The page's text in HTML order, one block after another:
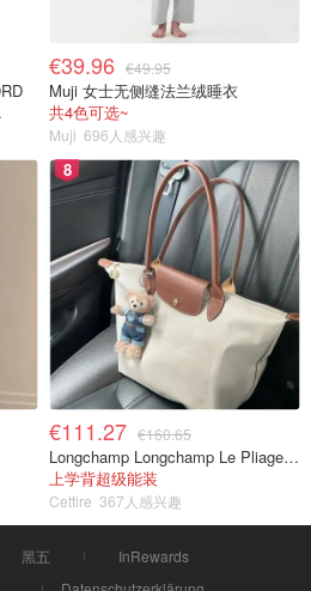
€39.96 €49.95
Muji 女士无侧缝法兰绒睡衣
共4色可选~
Muji 696人感兴趣
8
€111.27 €160.65
Longchamp Longchamp Le Pliage 大号手提包
上学背超级能装
Cettire 367人感兴趣
黑五
InRewards